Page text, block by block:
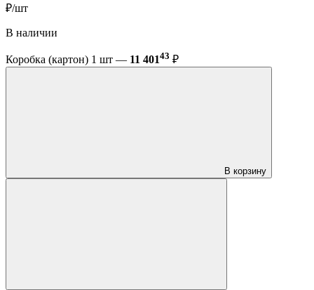
₽/шт
В наличии
Коробка (картон) 1 шт — 11 40143 ₽
В корзину